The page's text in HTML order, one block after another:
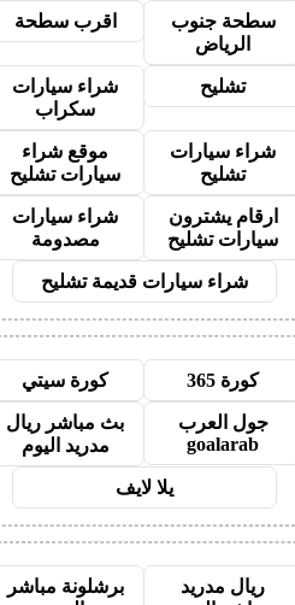
سطحة جنوب
الرياض
اقرب سطحة
تشليح
شراء سيارات
سكراب
شراء سيارات
تشليح
موقع شراء
سيارات تشليح
ارقام يشترون
سيارات تشليح
شراء سيارات
مصدومة
شراء سيارات قديمة تشليح
كورة 365 كورة سيتي
جول العرب
goalarab
بث مباشر ريال
مدريد اليوم
يلا لايف
ريال مدريد
برشلونة مباشر